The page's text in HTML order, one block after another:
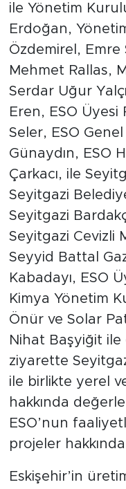
ile Yönetim
Erdoğan,
Özdemirel, Emre
Mehmet Rallas,
Serdar Uğur
Eren, ESO Üyesi
Seler, ESO
Günaydın, ESO
Çarkacı, ile
Seyitgazi
Seyitgazi
Seyitgazi Cevizli
Seyyid Battal Gazi
Kabadayı, ESO
Kimya Yönetim
Önür ve Solar
Nihat Başyiğit ile
ziyarette
ile birlikte yerel
hakkında
ESO’nun
projeler
Eskişehir’in